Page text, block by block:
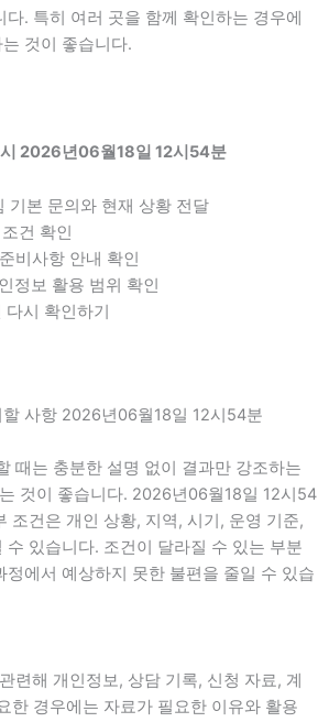
. 특히 여러 곳을 함께 확인하는 경우에
것이 좋습니다.
2026년06월18일 12시54분
기본 문의와 현재 상황 전달
건 확인
비사항 안내 확인
정보 활용 범위 확인
다시 확인하기
사항 2026년06월18일 12시54분
때는 충분한 설명 없이 결과만 강조하는
것이 좋습니다. 2026년06월18일 12시54
조건은 개인 상황, 지역, 시기, 운영 기준,
수 있습니다. 조건이 달라질 수 있는 부분
정에서 예상하지 못한 불편을 줄일 수 있습
련해 개인정보, 상담 기록, 신청 자료, 계
한 경우에는 자료가 필요한 이유와 활용